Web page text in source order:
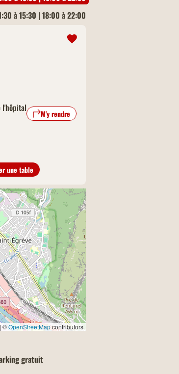
à 15:30 | 18:00 à 22:00
l'hôpital
M'y rendre
une table
| ©OpenStreetMapcontributors
gratuit